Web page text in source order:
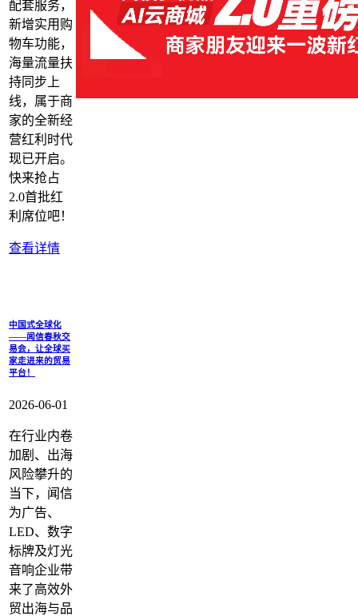
配套服务，
新增实用购
物车功能，
海量流量扶
持同步上
线，属于商
家的全新经
营红利时代
现已开启。
快来抢占
2.0首批红
利席位吧！
查看详情
中国式全球化
——闻信春秋交
易会，让全球买
家走进来的贸易
平台！
2026-06-01
在行业内卷
加剧、出海
风险攀升的
当下，闻信
为广告、
LED、数字
标牌及灯光
音响企业带
来了高效外
贸出海与品